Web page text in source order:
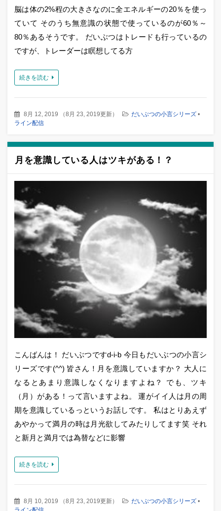
脳は体の2%程の大きさなのに全エネルギーの20％を使っ
ていて そのうち無意識の状態で使っているのが60％～
80％あるそうです。 だいぶつはトレードも行っているの
ですが、トレーダーは瞑想してる方
続きを読む
8月 12, 2019 （8月 23, 2019更新） だいぶつの小言シリーズ •
ライン配信
月を意識している人はツキがある！？
こんばんは！ だいぶつですd-i-b 今日もだいぶつの小言シ
リーズです(^^) 皆さん！月を意識していますか？ 大人に
なるとあまり意識しなくなりますよね？ でも、ツキ
（月）がある！って言いますよね。 運がイイ人は月の周
期を意識しているっというお話しです。 私はとりあえず
あやかって満月の時は月光欲してみたりしてます笑 それ
と新月と満月では為替などに影響
続きを読む
8月 10, 2019 （8月 23, 2019更新） だいぶつの小言シリーズ •